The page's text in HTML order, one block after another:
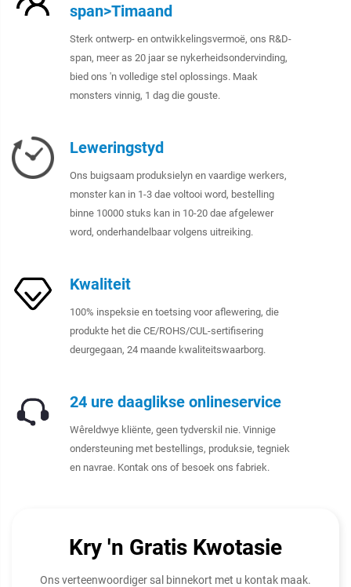
span>Timaand
Sterk ontwerp- en ontwikkelingsvermoë, ons R&D-
span, meer as 20 jaar se nykerheidsondervinding,
bied ons 'n volledige stel oplossings. Maak
monsters vinnig, 1 dag die gouste.
Leweringstyd
Ons buigsaam produksielyn en vaardige werkers,
monster kan in 1-3 dae voltooi word, bestelling
binne 10000 stuks kan in 10-20 dae afgelewer
word, onderhandelbaar volgens uitreiking.
Kwaliteit
100% inspeksie en toetsing voor aflewering, die
produkte het die CE/ROHS/CUL-sertifisering
deurgegaan, 24 maande kwaliteitswaarborg.
24 ure daaglikse onlineservice
Wêreldwye kliënte, geen tydverskil nie. Vinnige
ondersteuning met bestellings, produksie, tegniek
en navrae. Kontak ons of besoek ons fabriek.
Kry 'n Gratis Kwotasie
Ons verteenwoordiger sal binnekort met u kontak maak.